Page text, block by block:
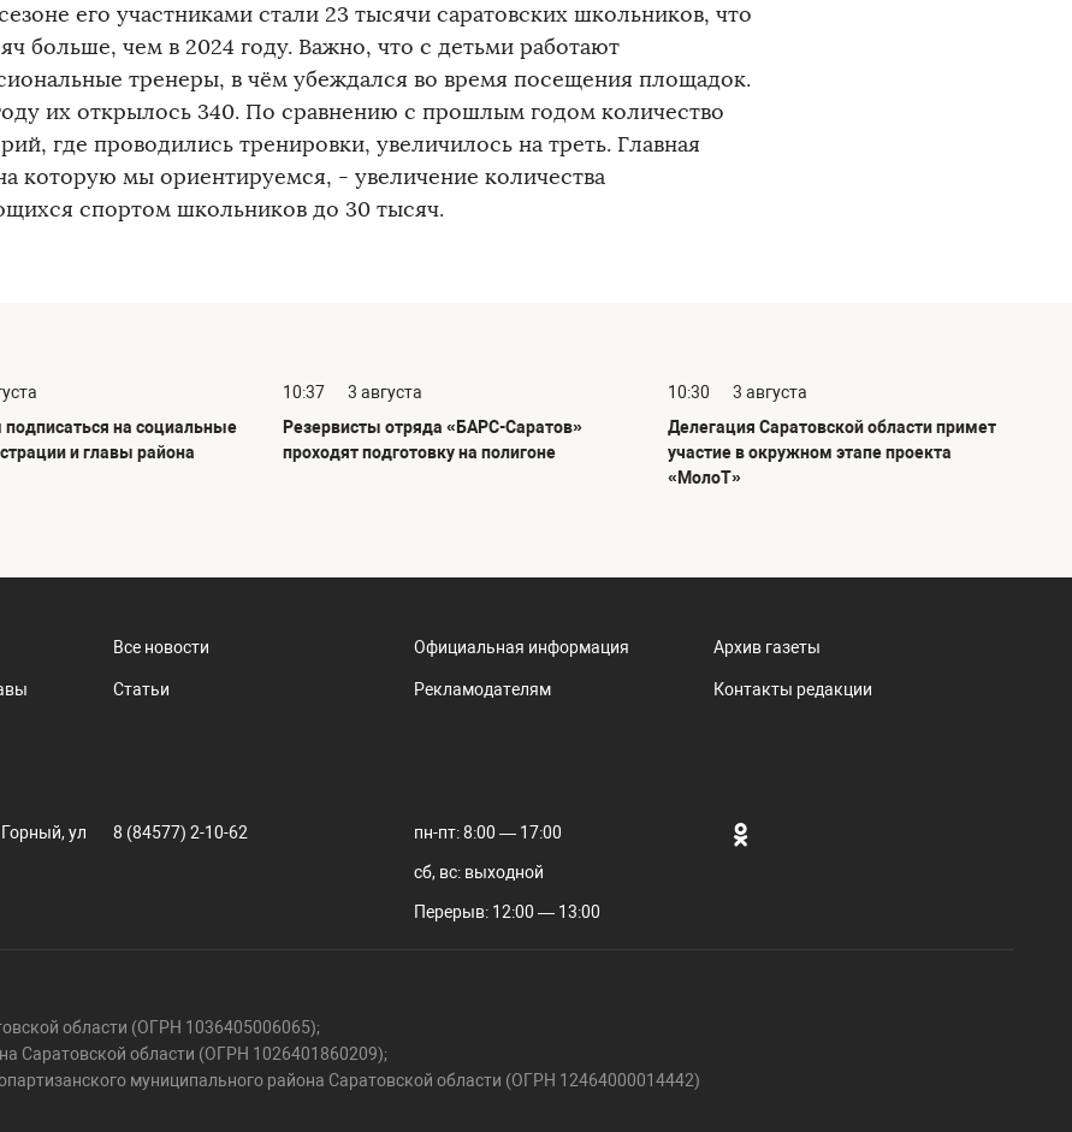
его участниками стали 23 тысячи саратовских школьников, что
больше, чем в 2024 году. Важно, что с детьми работают
тренеры, в чём убеждался во время посещения площадок.
их открылось 340. По сравнению с прошлым годом количество
где проводились тренировки, увеличилось на треть. Главная
которую мы ориентируемся, - увеличение количества
спортом школьников до 30 тысяч.
на социальные
и главы района
10:37
3 августа
Резервисты отряда «БАРС-Саратов»
проходят подготовку на полигоне
10:30
3 августа
Делегация Саратовской области примет
участие в окружном этапе проекта
«МолоТ»
Все новости
Статьи
Официальная информация
Рекламодателям
Архив газеты
Контакты редакции
ул
8 (84577) 2-10-62 пн-пт: 8:00 — 17:00
сб, вс: выходной
Перерыв: 12:00 — 13:00
области (ОГРН 1036405006065);
Саратовской области (ОГРН 1026401860209);
муниципального района Саратовской области (ОГРН 12464000014442)